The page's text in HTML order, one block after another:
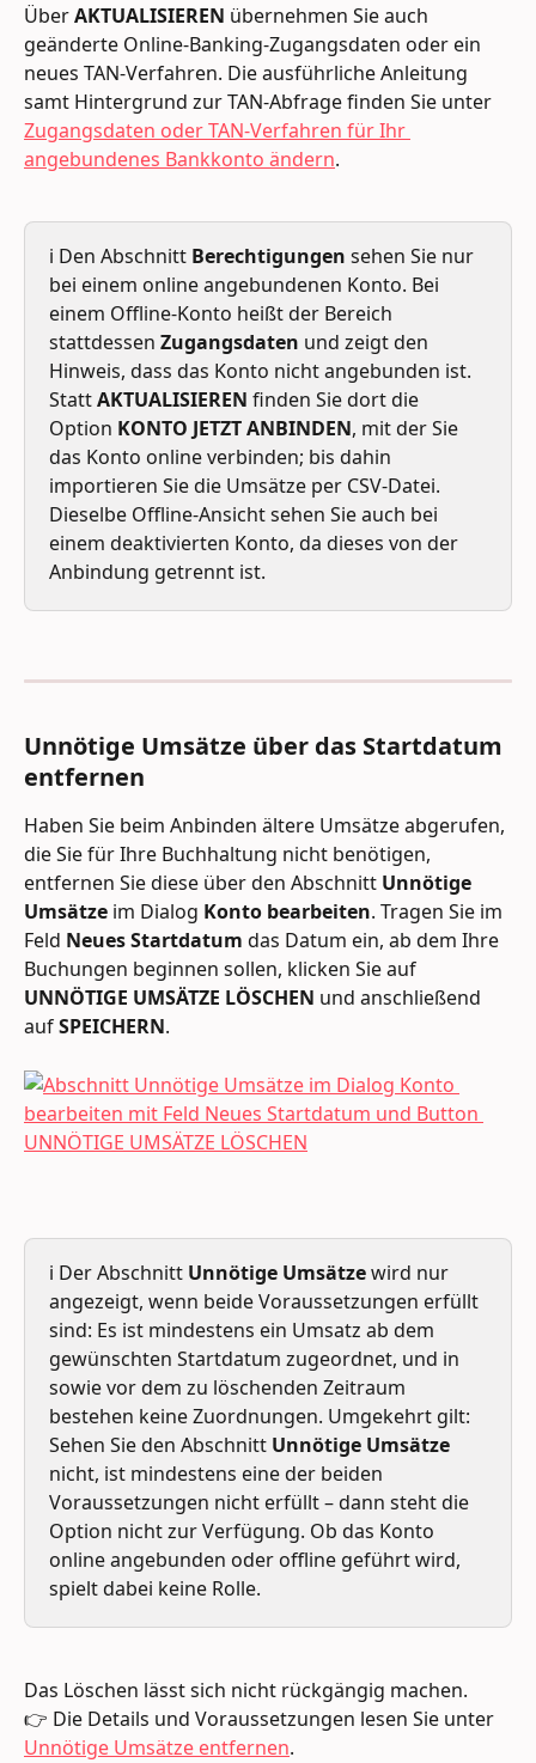
Über AKTUALISIEREN übernehmen Sie auch
geänderte Online-Banking-Zugangsdaten oder ein
neues TAN-Verfahren. Die ausführliche Anleitung
samt Hintergrund zur TAN-Abfrage finden Sie unter
Zugangsdaten oder TAN-Verfahren für Ihr
angebundenes Bankkonto ändern.
ℹ️ Den Abschnitt Berechtigungen sehen Sie nur
bei einem online angebundenen Konto. Bei
einem Offline-Konto heißt der Bereich
stattdessen Zugangsdaten und zeigt den
Hinweis, dass das Konto nicht angebunden ist.
Statt AKTUALISIEREN finden Sie dort die
Option KONTO JETZT ANBINDEN, mit der Sie
das Konto online verbinden; bis dahin
importieren Sie die Umsätze per CSV-Datei.
Dieselbe Offline-Ansicht sehen Sie auch bei
einem deaktivierten Konto, da dieses von der
Anbindung getrennt ist.
Unnötige Umsätze über das Startdatum
entfernen
Haben Sie beim Anbinden ältere Umsätze abgerufen,
die Sie für Ihre Buchhaltung nicht benötigen,
entfernen Sie diese über den Abschnitt Unnötige
Umsätze im Dialog Konto bearbeiten. Tragen Sie im
Feld Neues Startdatum das Datum ein, ab dem Ihre
Buchungen beginnen sollen, klicken Sie auf
UNNÖTIGE UMSÄTZE LÖSCHEN und anschließend
auf SPEICHERN.
ℹ️ Der Abschnitt Unnötige Umsätze wird nur
angezeigt, wenn beide Voraussetzungen erfüllt
sind: Es ist mindestens ein Umsatz ab dem
gewünschten Startdatum zugeordnet, und in
sowie vor dem zu löschenden Zeitraum
bestehen keine Zuordnungen. Umgekehrt gilt:
Sehen Sie den Abschnitt Unnötige Umsätze
nicht, ist mindestens eine der beiden
Voraussetzungen nicht erfüllt – dann steht die
Option nicht zur Verfügung. Ob das Konto
online angebunden oder offline geführt wird,
spielt dabei keine Rolle.
Das Löschen lässt sich nicht rückgängig machen.
👉 Die Details und Voraussetzungen lesen Sie unter
Unnötige Umsätze entfernen.